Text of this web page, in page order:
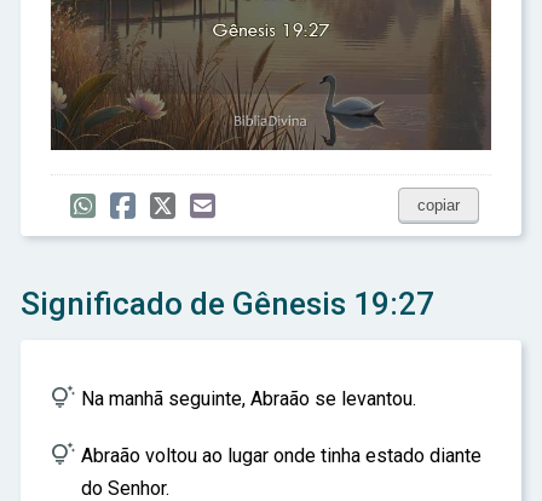
copiar
Significado de Gênesis 19:27
 Na manhã seguinte, Abraão se levantou.
 Abraão voltou ao lugar onde tinha estado diante
do Senhor.